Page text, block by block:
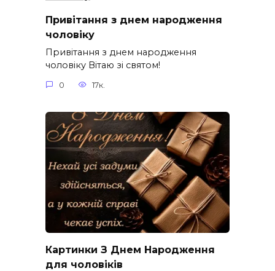
Привітання з днем народження
чоловіку
Привітання з днем народження
чоловіку Вітаю зі святом!
0 17к.
Картинки З Днем Народження
для чоловіків​